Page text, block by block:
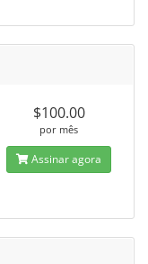
$100.00
por mês
Assinar agora